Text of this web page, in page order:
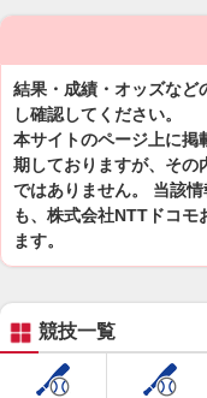
結果・成績・オッズなど
し確認してください。
本サイトのページ上に掲
期しておりますが、その
ではありません。 当該
も、株式会社NTTドコモ
ます。
競技一覧